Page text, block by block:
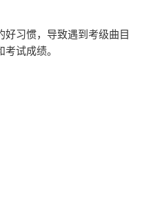
习惯，导致遇到考级曲目
试成绩。